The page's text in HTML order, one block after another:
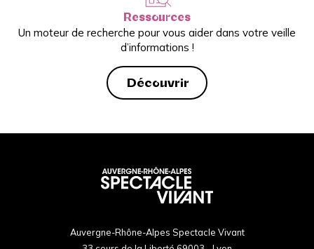
Ressources
Un moteur de recherche pour vous aider dans votre veille
d’informations !
Découvrir
Auvergne-Rhône-Alpes Spectacle Vivant